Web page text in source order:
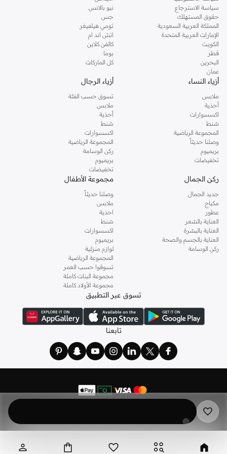
سياسة الاسترجاع
حقوق المستهلك
المملكة العربية السعودية
الإمارات العربية المتحدة
الكويت
قطر
البحرين
عمان
نيو بالانس
جس
تومي هيلفيغر
اتش اند ام
كالفن كلاين
بوما
كل الماركات
أزياء النساء
ملابس
أحذية
اكسسوارات
شنط
المجموعة الرياضية
وصلنا حديثاً
بريميوم
تخفيضات
أزياء الرجال
تسوق حسب الفئة
ملابس
أحذية
شنط
اكسسوارات
المجموعة الرياضية
ركن الوسامة
بريميوم
تخفيضات
ركن الجمال
جديد الجمال
مكياج
عطور
العناية بالشعر
العناية بالبشرة
العناية بالجسم والصحة
ركن الوسامة
مجموعة الأطفال
وصلنا حديثاً
ملابس
احذية
شنط
اكسسوارات
بريميوم
لوازم منزلية
المجموعة الرياضية
تسوقوا حسب العمر
مجموعة البنات كاملة
مجموعة الأولاد كاملة
تسوق عبر التطبيق
تابعنا
© 2026 نمشي. كل الحقوق محفوظة